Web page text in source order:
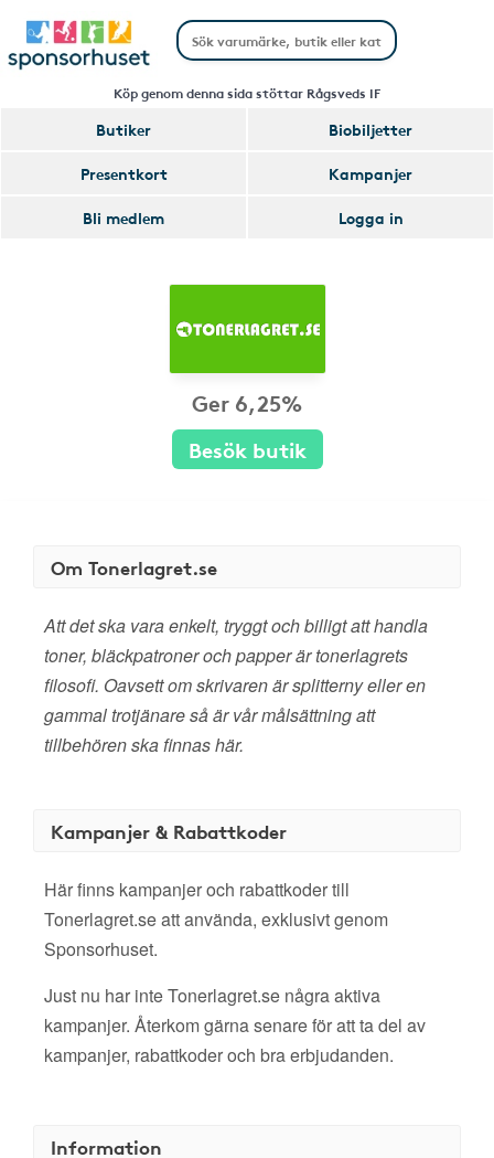
Köp genom denna sida stöttar Rågsveds IF
Butiker
Biobiljetter
Presentkort
Kampanjer
Bli medlem
Logga in
Ger 6,25%
Besök butik
Om Tonerlagret.se
Att det ska vara enkelt, tryggt och billigt att handla
toner, bläckpatroner och papper är tonerlagrets
filosofi. Oavsett om skrivaren är splitterny eller en
gammal trotjänare så är vår målsättning att
tillbehören ska finnas här.
Kampanjer & Rabattkoder
Här finns kampanjer och rabattkoder till
Tonerlagret.se att använda, exklusivt genom
Sponsorhuset.
Just nu har inte Tonerlagret.se några aktiva
kampanjer. Återkom gärna senare för att ta del av
kampanjer, rabattkoder och bra erbjudanden.
Information